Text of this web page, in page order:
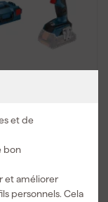
et de
bon
et améliorer
personnels. Cela
seule